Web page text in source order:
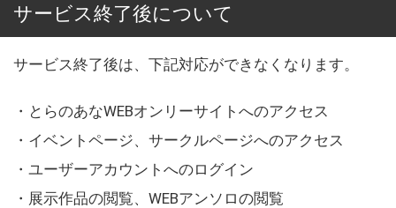
サービス終了後について
サービス終了後は、下記対応ができなくなります。
・とらのあなWEBオンリーサイトへのアクセス
・イベントページ、サークルページへのアクセス
・ユーザーアカウントへのログイン
・展示作品の閲覧、WEBアンソロの閲覧